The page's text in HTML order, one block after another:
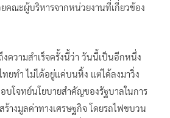
คณะผู้บริหารจากหน่วยงานที่เกี่ยวข้อง
ความสำเร็จครั้งนี้ว่า วันนี้เป็นอีกหนึ่ง
ยทำ ไม่ได้อยู่แค่บนหิ้ง แต่ได้ลงมาวิ่ง
บโจทย์นโยบายสำคัญของรัฐบาลในการ
างมูลค่าทางเศรษฐกิจ โดยรถไฟขบวน